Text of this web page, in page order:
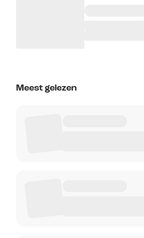
Meest gelezen